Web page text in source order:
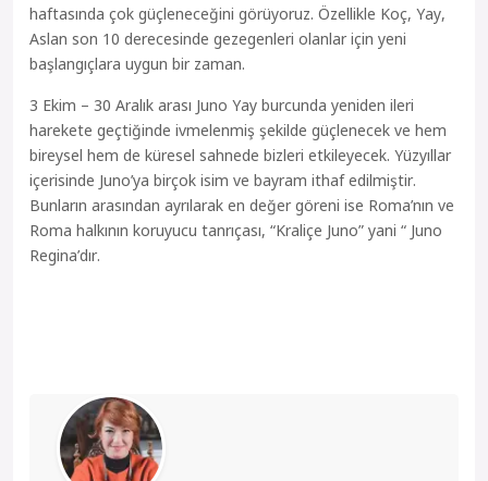
haftasında çok güçleneceğini görüyoruz. Özellikle Koç, Yay,
Aslan son 10 derecesinde gezegenleri olanlar için yeni
başlangıçlara uygun bir zaman.
3 Ekim – 30 Aralık arası Juno Yay burcunda yeniden ileri
harekete geçtiğinde ivmelenmiş şekilde güçlenecek ve hem
bireysel hem de küresel sahnede bizleri etkileyecek. Yüzyıllar
içerisinde Juno’ya birçok isim ve bayram ithaf edilmiştir.
Bunların arasından ayrılarak en değer göreni ise Roma’nın ve
Roma halkının koruyucu tanrıçası, “Kraliçe Juno” yani “ Juno
Regina’dır.